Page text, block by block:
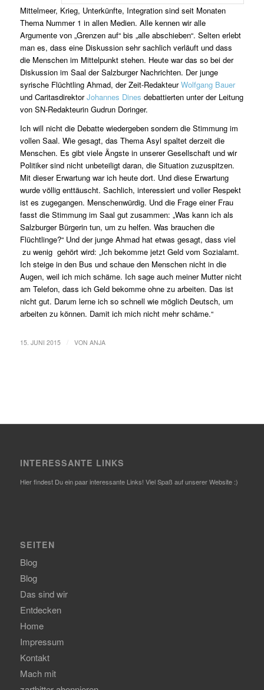
Mittelmeer, Krieg, Unterkünfte, Integration sind seit Monaten
Thema Nummer 1 in allen Medien. Alle kennen wir alle
Argumente von „Grenzen auf“ bis „alle abschieben“. Selten erlebt
man es, dass eine Diskussion sehr sachlich verläuft und dass
die Menschen im Mittelpunkt stehen. Heute war das so bei der
Diskussion im Saal der Salzburger Nachrichten. Der junge
syrische Flüchtling Ahmad, der Zeit-RedakteurWolfgang Bauer
und CaritasdirektorJohannes Dines debattierten unter der Leitung
von SN-Redakteurin Gudrun Doringer.
Ich will nicht die Debatte wiedergeben sondern die Stimmung im
vollen Saal. Wie gesagt, das Thema Asyl spaltet derzeit die
Menschen. Es gibt viele Ängste in unserer Gesellschaft und wir
Politiker sind nicht unbeteiligt daran, die Situation zuzuspitzen.
Mit dieser Erwartung war ich heute dort. Und diese Erwartung
wurde völlig enttäuscht. Sachlich, interessiert und voller Respekt
ist es zugegangen. Menschenwürdig. Und die Frage einer Frau
fasst die Stimmung im Saal gut zusammen: „Was kann ich als
Salzburger Bürgerin tun, um zu helfen. Was brauchen die
Flüchtlinge?“ Und der junge Ahmad hat etwas gesagt, dass viel
zu wenig gehört wird: „Ich bekomme jetzt Geld vom Sozialamt.
Ich steige in den Bus und schaue den Menschen nicht in die
Augen, weil ich mich schäme. Ich sage auch meiner Mutter nicht
am Telefon, dass ich Geld bekomme ohne zu arbeiten. Das ist
nicht gut. Darum lerne ich so schnell wie möglich Deutsch, um
arbeiten zu können. Damit ich mich nicht mehr schäme.“
15. JUNI 2015 VON ANJA
INTERESSANTE LINKS
Hier findest Du ein paar interessante Links! Viel Spaß auf unserer Website :)
SEITEN
Blog
Blog
Das sind wir
Entdecken
Home
Impressum
Kontakt
Mach mit